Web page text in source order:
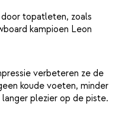
topatleten, zoals
kampioen Leon
verbeteren ze de
koude voeten, minder
plezier op de piste.